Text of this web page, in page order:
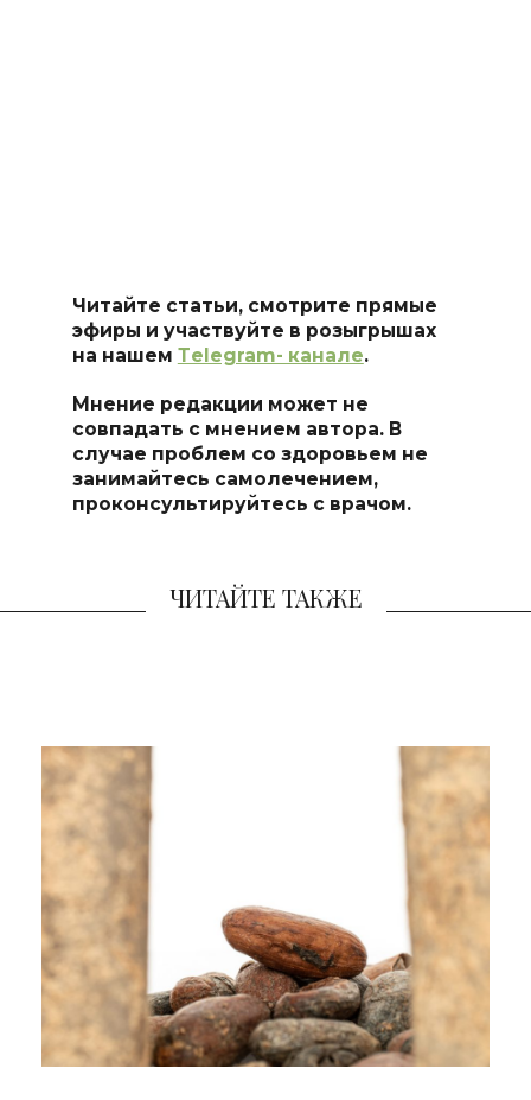
Читайте статьи, смотрите прямые
эфиры и участвуйте в розыгрышах
на нашем Тelegram- канале.
Мнение редакции может не
совпадать с мнением автора. В
случае проблем со здоровьем не
занимайтесь самолечением,
проконсультируйтесь с врачом.
ЧИТАЙТЕ ТАКЖЕ